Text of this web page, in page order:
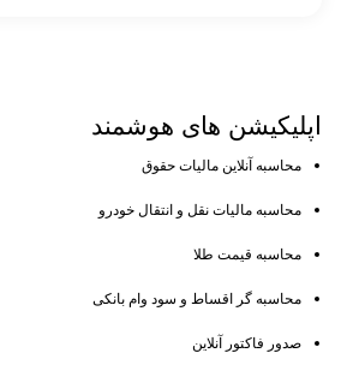
اپلیکیشن های هوشمند
محاسبه آنلاین مالیات حقوق
محاسبه مالیات نقل و انتقال خودرو
محاسبه قیمت طلا
محاسبه گر اقساط و سود وام بانکی
صدور فاکتور آنلاین